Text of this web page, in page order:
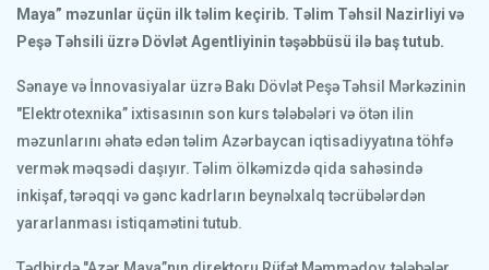
Maya” məzunlar üçün ilk təlim keçirib. Təlim Təhsil Nazirliyi və
Peşə Təhsili üzrə Dövlət Agentliyinin təşəbbüsü ilə baş tutub.
Sənaye və İnnovasiyalar üzrə Bakı Dövlət Peşə Təhsil Mərkəzinin
"Elektrotexnika” ixtisasının son kurs tələbələri və ötən ilin
məzunlarını əhatə edən təlim Azərbaycan iqtisadiyyatına töhfə
vermək məqsədi daşıyır. Təlim ölkəmizdə qida sahəsində
inkişaf, tərəqqi və gənc kadrların beynəlxalq təcrübələrdən
yararlanması istiqamətini tutub.